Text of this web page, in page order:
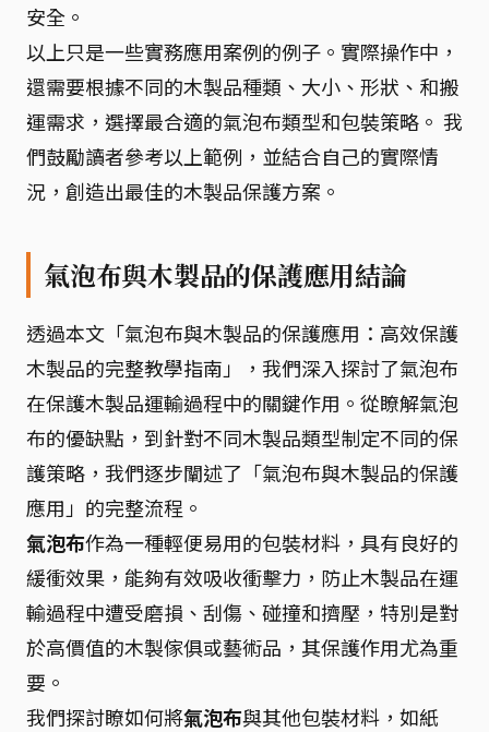
安全。
以上只是一些實務應用案例的例子。實際操作中，
還需要根據不同的木製品種類、大小、形狀、和搬
運需求，選擇最合適的氣泡布類型和包裝策略。 我
們鼓勵讀者參考以上範例，並結合自己的實際情
況，創造出最佳的木製品保護方案。
氣泡布與木製品的保護應用結論
透過本文「氣泡布與木製品的保護應用：高效保護
木製品的完整教學指南」，我們深入探討了氣泡布
在保護木製品運輸過程中的關鍵作用。從瞭解氣泡
布的優缺點，到針對不同木製品類型制定不同的保
護策略，我們逐步闡述了「氣泡布與木製品的保護
應用」的完整流程。
氣泡布作為一種輕便易用的包裝材料，具有良好的
緩衝效果，能夠有效吸收衝擊力，防止木製品在運
輸過程中遭受磨損、刮傷、碰撞和擠壓，特別是對
於高價值的木製傢俱或藝術品，其保護作用尤為重
要。
我們探討瞭如何將氣泡布與其他包裝材料，如紙